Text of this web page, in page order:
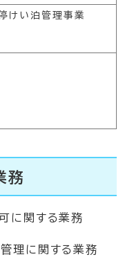
けい泊管理事業
務
に関する業務
理に関する業務